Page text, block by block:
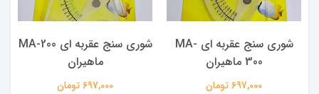
شوری سنج عقربه ای MA-
300 ماهیران
697,000 تومان
شوری سنج عقربه ای MA-200
ماهیران
697,000 تومان